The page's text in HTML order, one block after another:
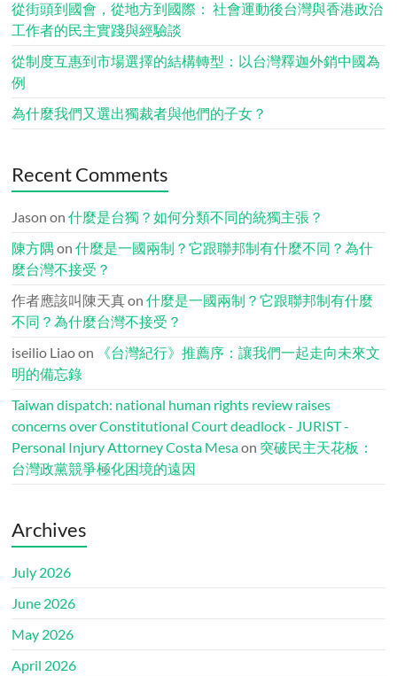
從街頭到國會，從地方到國際： 社會運動後台灣與香港政治
工作者的民主實踐與經驗談
從制度互惠到市場選擇的結構轉型：以台灣釋迦外銷中國為
例
為什麼我們又選出獨裁者與他們的子女？
Recent Comments
Jason on什麼是台獨？如何分類不同的統獨主張？
陳方隅 on什麼是一國兩制？它跟聯邦制有什麼不同？為什
麼台灣不接受？
作者應該叫陳天真on什麼是一國兩制？它跟聯邦制有什麼
不同？為什麼台灣不接受？
iseilio Liaoon
《台灣紀行》推薦序：讓我們一起走向未來文
明的備忘錄
Taiwan dispatch: national human rights review raises
concerns over Constitutional Court deadlock - JURIST -
Personal Injury Attorney Costa Mesaon 突破民主天花板：
台灣政黨競爭極化困境的遠因
Archives
July 2026
June 2026
May 2026
April 2026